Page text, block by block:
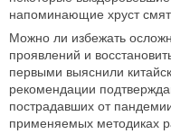
напоминающие хруст
Можно ли избежать
проявлений и
первыми выяснили
рекомендации
пострадавших от
применяемых методиках